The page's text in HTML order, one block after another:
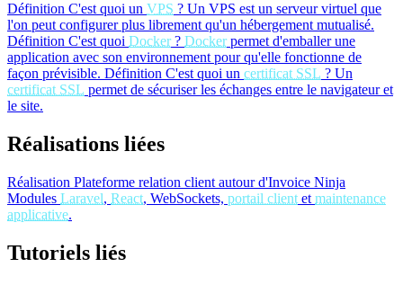
Définition C'est quoi un VPS ? Un VPS est un serveur virtuel que
l'on peut configurer plus librement qu'un hébergement mutualisé.
Définition C'est quoi Docker? Dockerpermet d'emballer une
application avec son environnement pour qu'elle fonctionne de
façon prévisible. Définition C'est quoi un certificat SSL ? Un
certificat SSL permet de sécuriser les échanges entre le navigateur et
le site.
Réalisations liées
Réalisation Plateforme relation client autour d'Invoice Ninja
Modules Laravel, React, WebSockets, portail client et maintenance
applicative.
Tutoriels liés